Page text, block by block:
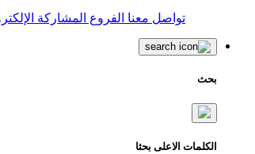
تواصل معنا الفروع المشاركة
بحث
الكلمات الاعلى بحثا